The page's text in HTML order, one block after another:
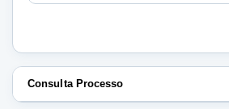
Plenárias
Consulta Processo